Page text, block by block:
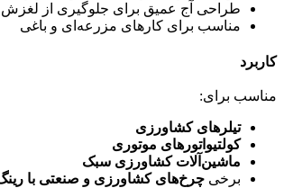
طراحی آج عمیق برای جلوگیری از
مناسب برای کارهای مزرعه‌ای و باغی
کاربرد
مناسب برای:
تیلرهای کشاورزی
کولتیواتورهای موتوری
ماشین‌آلات کشاورزی سبک
برخی چرخ‌های کشاورزی و صنعتی با رینگ 16